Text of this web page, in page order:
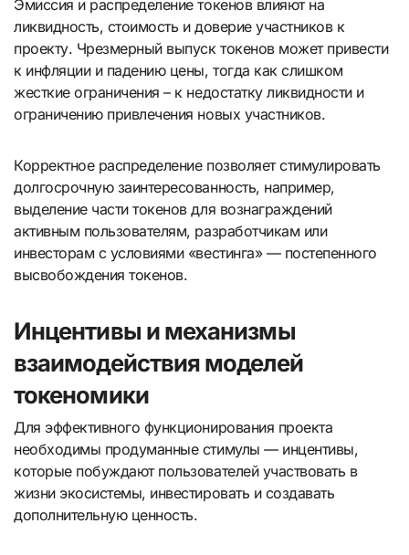
Эмиссия и распределение токенов влияют на
ликвидность, стоимость и доверие участников к
проекту. Чрезмерный выпуск токенов может привести
к инфляции и падению цены, тогда как слишком
жесткие ограничения – к недостатку ликвидности и
ограничению привлечения новых участников.
Корректное распределение позволяет стимулировать
долгосрочную заинтересованность, например,
выделение части токенов для вознаграждений
активным пользователям, разработчикам или
инвесторам с условиями «вестинга» — постепенного
высвобождения токенов.
Инцентивы и механизмы
взаимодействия моделей
токеномики
Для эффективного функционирования проекта
необходимы продуманные стимулы — инцентивы,
которые побуждают пользователей участвовать в
жизни экосистемы, инвестировать и создавать
дополнительную ценность.